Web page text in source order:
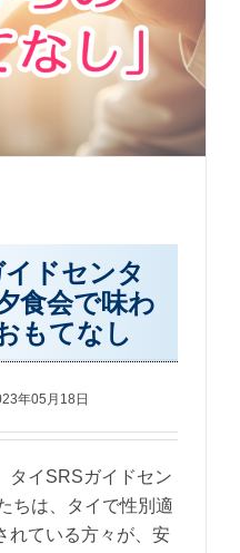
イドセンタ
食会で味わ
もてなし
年05月18日
タイSRSガイドセン
ちは、タイで性別適
れている方々が、安